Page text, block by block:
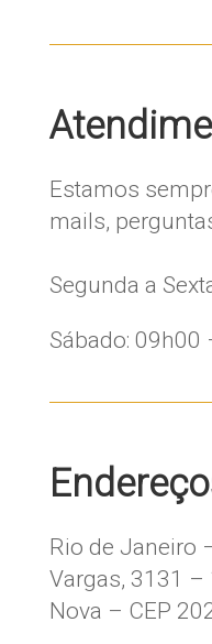
Estamos
mails,
​Segunda a
Sábado: 09h00
Rio de Janeiro
Vargas, 3131 –
Nova – CEP